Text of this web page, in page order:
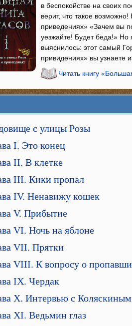
в беспокойстве на своих
верит, что такое
приведениях» «Зачем вы
уезжайте! Будет беда!» Но
выяснилось: этот самый
привидениях» вы узнаете
Читать книгу
с улицы Розы
I. Это конец
II. В клетке
III. Кики пропал
IV. Ненавижу кошек
V. Прибытие
VI. Ночь на яблоне
VII. Прятки
VIII. К вопросу о
IX. Чердак
X. Интервью с Коляскиным
XI. Ведьмин глаз